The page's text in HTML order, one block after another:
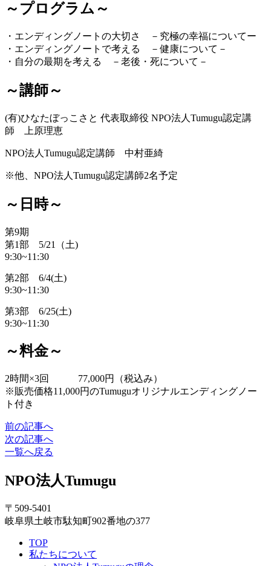
～プログラム～
・エンディングノートの大切さ －究極の幸福についてー
・エンディングノートで考える －健康について－
・自分の最期を考える －老後・死について－
～講師～
(有)ひなたぼっこさと 代表取締役 NPO法人Tumugu認定講
師 上原理恵
NPO法人Tumugu認定講師 中村亜綺
※他、NPO法人Tumugu認定講師2名予定
～日時～
第9期
第1部 5/21（土)
9:30~11:30
第2部 6/4(土)
9:30~11:30
第3部 6/25(土)
9:30~11:30
～料金～
2時間×3回 77,000円（税込み）
※販売価格11,000円のTumuguオリジナルエンディングノー
ト付き
前の記事へ
次の記事へ
一覧へ戻る
NPO法人Tumugu
〒509-5401
岐阜県土岐市駄知町902番地の377
TOP
私たちについて